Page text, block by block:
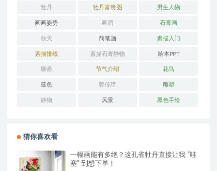
牡丹 牡丹富贵图 男生人物
画画姿势 画眉 石膏画
秋天 简笔画 素描入门
素描排线 素描石膏静物 绘本PPT
聊斋 节气介绍 花鸟
蓝色 郭传璋 雕塑
静物 风景 黑色手绘
猜你喜欢看
一幅画能有多绝？这孔雀牡丹直接让我 “哇
塞” 到想下单！